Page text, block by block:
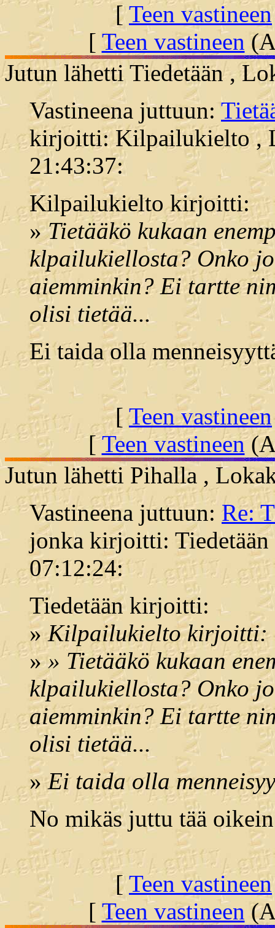
[Teen vastineen
[ Teen vastineen
Jutun lähetti Tiedetään ,
Vastineena juttuun:
kirjoitti: Kilpailukielto ,
21:43:37:
Kilpailukielto kirjoitti:
»Tietääkö kukaan
klpailukiellosta? Onko
aiemminkin? Ei tartte
olisi tietää...
Ei taida olla
[Teen vastineen
[Teen vastineen
Jutun lähetti Pihalla ,
Vastineena juttuun: Re:
jonka kirjoitti:
07:12:24:
Tiedetään kirjoitti:
»Kilpailukielto kirjoitti:
»» Tietääkö kukaan
klpailukiellosta? Onko
aiemminkin? Ei tartte
olisi tietää...
»Ei taida olla
No mikäs juttu tää
[Teen vastineen
[ Teen vastineen